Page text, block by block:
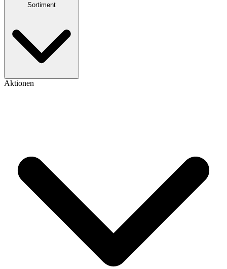
Sortiment
Aktionen